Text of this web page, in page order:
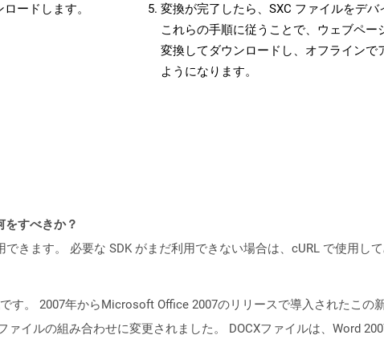
ードします。
変換が完了したら、SXC ファイルをデバ
これらの手順に従うことで、ウェブペー
変換してダウンロードし、オフラインで
ようになります。
をすべきか？
きます。 必要な SDK がまだ利用できない場合は、cURL で使用して
す。 2007年からMicrosoft Office 2007のリリースで導入されたこの
イルの組み合わせに変更されました。 DOCXファイルは、Word